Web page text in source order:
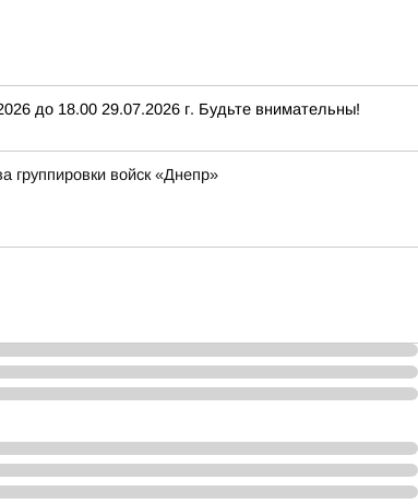
до 18.00 29.07.2026 г. Будьте внимательны!
группировки войск «Днепр»